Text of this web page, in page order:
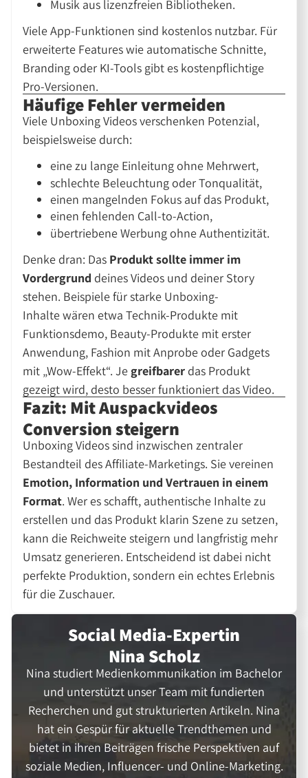
Musik aus lizenzfreien Bibliotheken.
Viele App-Funktionen sind kostenlos nutzbar. Für
erweiterte Features wie automatische Schnitte,
Branding oder KI-Tools gibt es kostenpflichtige
Pro-Versionen.
Häufige Fehler vermeiden
Viele Unboxing Videos verschenken Potenzial,
beispielsweise durch:
eine zu lange Einleitung ohne Mehrwert,
schlechte Beleuchtung oder Tonqualität,
einen mangelnden Fokus auf das Produkt,
einen fehlenden Call-to-Action,
übertriebene Werbung ohne Authentizität.
Denke dran: Das Produkt sollte immer im
Vordergrund deines Videos und deiner Story
stehen. Beispiele für starke Unboxing-
Inhalte wären etwa Technik-Produkte mit
Funktionsdemo, Beauty-Produkte mit erster
Anwendung, Fashion mit Anprobe oder Gadgets
mit Wow-Effekt . Je greifbarer das Produkt
gezeigt wird, desto besser funktioniert das Video.
Fazit: Mit Auspackvideos
Conversion steigern
Unboxing Videos sind inzwischen zentraler
Bestandteil des Affiliate-Marketings. Sie vereinen
Emotion, Information und Vertrauen in einem
Format. Wer es schafft, authentische Inhalte zu
erstellen und das Produkt klarin Szene zu setzen,
kann die Reichweite steigern und langfristig mehr
Umsatz generieren. Entscheidend ist dabei nicht
perfekte Produktion, sondern ein echtes Erlebnis
für die Zuschauer.
Social Media-Expertin
Nina Scholz
Nina studiert Medienkommunikation im Bachelor
und unterstützt unser Team mit fundierten
Recherchen und gut strukturierten Artikeln. Nina
hat ein Gespür für aktuelle Trendthemen und
bietet in ihren Beiträgen frische Perspektiven auf
soziale Medien, Influencer- und Online-Marketing.